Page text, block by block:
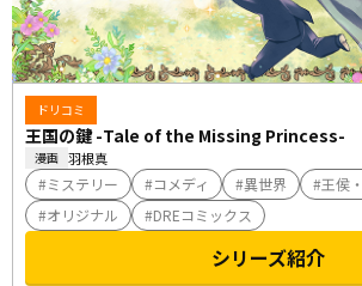
ドリコミ
王国の鍵 -Tale of the Missing Princess-
漫画 羽根真
ミステリー コメディ 異世界 王侯
オリジナル
DREコミックス
シリーズ紹介